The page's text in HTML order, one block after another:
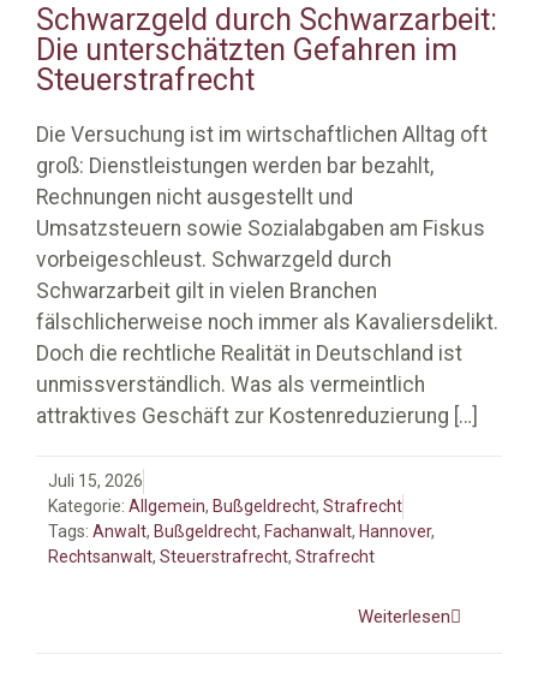
Schwarzgeld durch Schwarzarbeit:
Die unterschätzten Gefahren im
Steuerstrafrecht
Die Versuchung ist im wirtschaftlichen Alltag oft
groß: Dienstleistungen werden bar bezahlt,
Rechnungen nicht ausgestellt und
Umsatzsteuern sowie Sozialabgaben am Fiskus
vorbeigeschleust. Schwarzgeld durch
Schwarzarbeit gilt in vielen Branchen
fälschlicherweise noch immer als Kavaliersdelikt.
Doch die rechtliche Realität in Deutschland ist
unmissverständlich. Was als vermeintlich
attraktives Geschäft zur Kostenreduzierung […]
Juli 15, 2026
Kategorie: Allgemein, Bußgeldrecht, Strafrecht
Tags: Anwalt, Bußgeldrecht, Fachanwalt, Hannover,
Rechtsanwalt, Steuerstrafrecht, Strafrecht
Weiterlesen